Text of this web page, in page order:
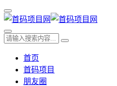
首页
首码项目
朋友圈